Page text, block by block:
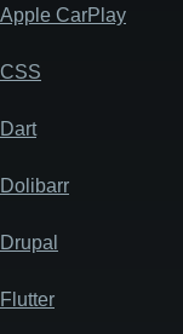
Apple CarPlay
CSS
Dart
Dolibarr
Drupal
Flutter